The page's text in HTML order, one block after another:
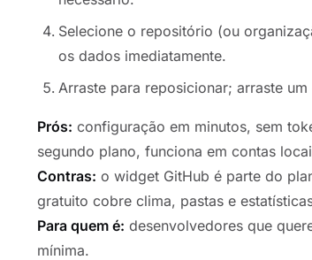
Selecione o repositório (ou
os dados imediatamente.
Arraste para reposicionar; arraste
Prós: configuração em minutos, sem
segundo plano, funciona em contas
Contras: o widget GitHub é parte do
gratuito cobre clima, pastas e
Para quem é: desenvolvedores que
mínima.